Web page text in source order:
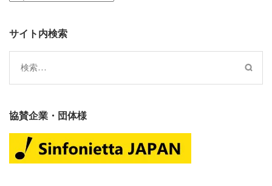
サイト内検索
検
索:
協賛企業・団体様